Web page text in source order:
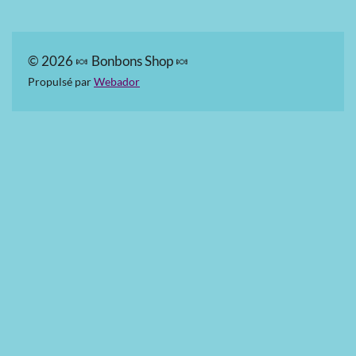
© 2026 🍬 Bonbons Shop 🍬
Propulsé parWebador